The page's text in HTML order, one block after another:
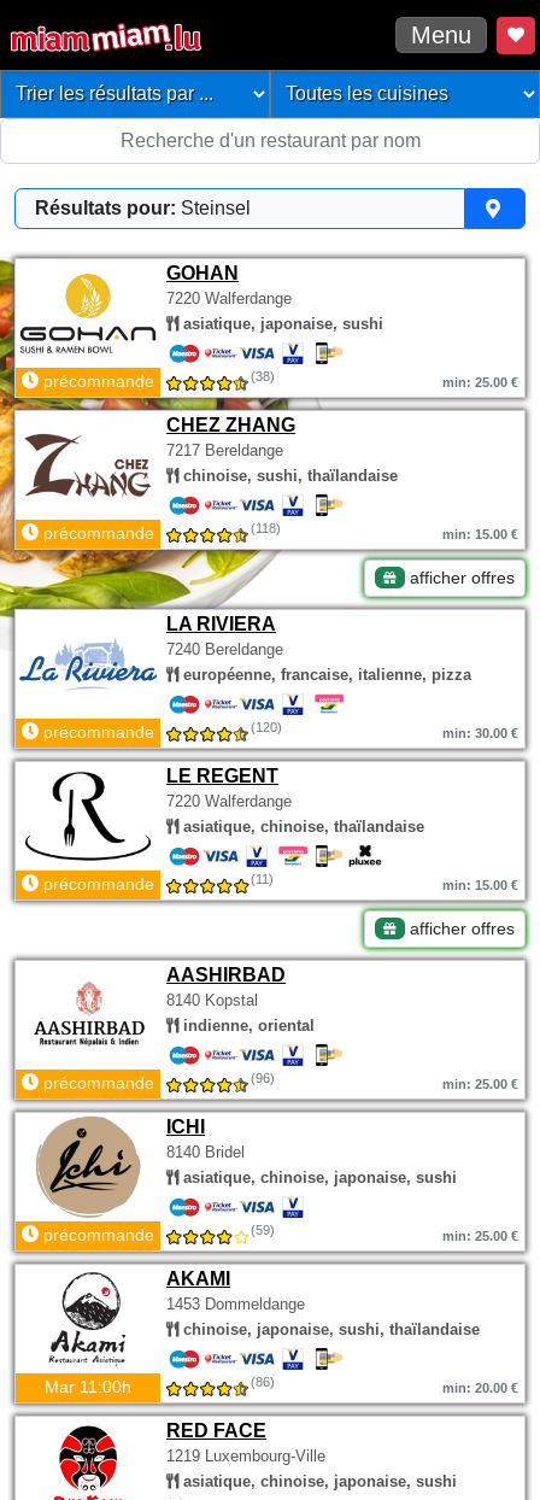
Menu
Résultats pour: Steinsel
GOHAN
7220 Walferdange
asiatique, japonaise, sushi
précommande (38) min: 25.00 €
CHEZ ZHANG
7217 Bereldange
chinoise, sushi, thaïlandaise
précommande (118) min: 15.00 €
afficher offres
LA RIVIERA
7240 Bereldange
européenne, francaise, italienne, pizza
précommande (120) min: 30.00 €
LE REGENT
7220 Walferdange
asiatique, chinoise, thaïlandaise
précommande (11) min: 15.00 €
afficher offres
AASHIRBAD
8140 Kopstal
indienne, oriental
précommande (96) min: 25.00 €
ICHI
8140 Bridel
asiatique, chinoise, japonaise, sushi
précommande (59) min: 25.00 €
AKAMI
1453 Dommeldange
chinoise, japonaise, sushi, thaïlandaise
Mar 11:00h (86) min: 20.00 €
RED FACE
1219 Luxembourg-Ville
asiatique, chinoise, japonaise, sushi